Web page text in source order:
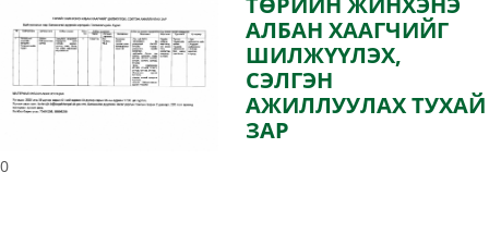
АЛБАН ХААГЧИЙГ
ШИЛЖҮҮЛЭХ,
СЭЛГЭН
АЖИЛЛУУЛАХ ТУХАЙ
ЗАР
0